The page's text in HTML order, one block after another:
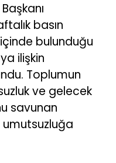
basın
içinde bulunduğu
ilişkin
Toplumun
ve gelecek
savunan
umutsuzluğa